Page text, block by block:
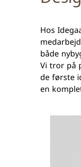
Beton look
Kararmaturer
Spejle
Tilbehør
Terrassevarmer
Tunnel pejse
Udendørs pejse
Hos
både
Vi tror på
de første
en